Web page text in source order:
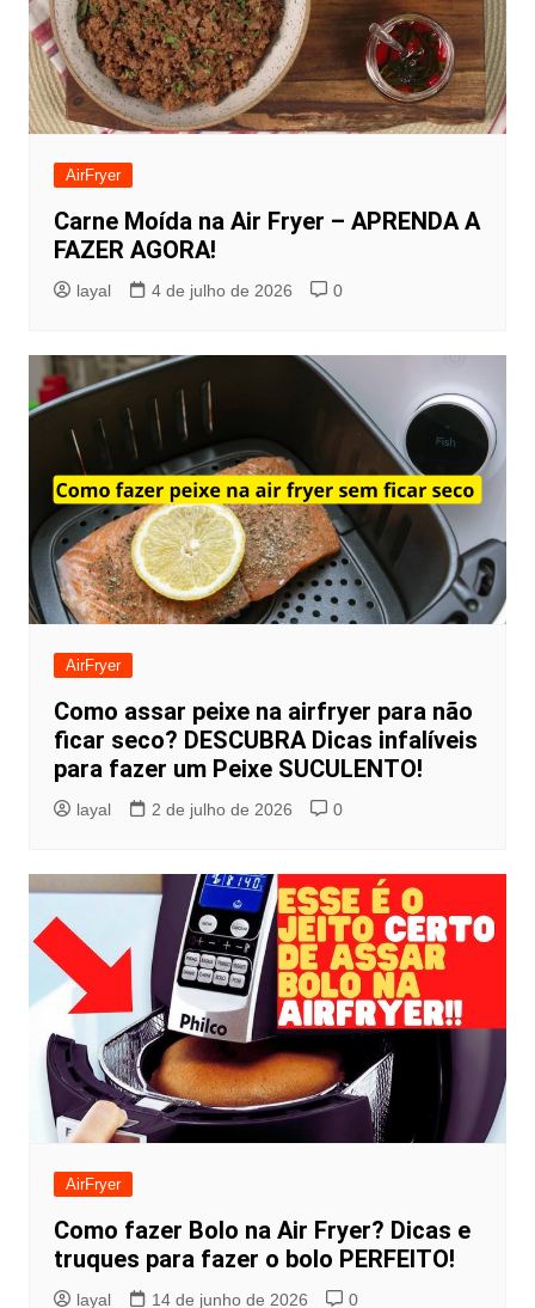
AirFryer
Carne Moída na Air Fryer – APRENDA A
FAZER AGORA!
layal 4 de julho de 2026 0
AirFryer
Como assar peixe na airfryer para não
ficar seco? DESCUBRA Dicas infalíveis
para fazer um Peixe SUCULENTO!
layal 2 de julho de 2026 0
AirFryer
Como fazer Bolo na Air Fryer? Dicas e
truques para fazer o bolo PERFEITO!
layal 14 de junho de 2026 0